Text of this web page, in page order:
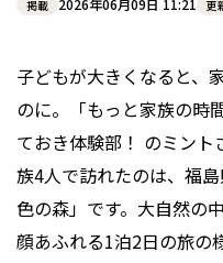
掲載 2026年06月09日 11:21 更
子どもが大きくなると、
のに。「もっと家族の時
ておき体験部！ のミン
族4人で訪れたのは、福
色の森」です。大自然の
顔あふれる1泊2日の旅の